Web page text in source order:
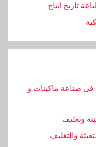
تاريخ انتاج
صناعة ماكينات و
وتغليف
والتغليف